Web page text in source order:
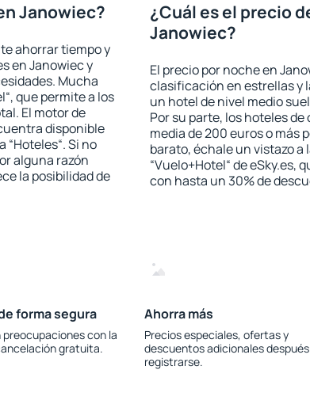
Janowiec?
ahorrar tiempo y
en Janowiec y
Mucha
que permite a los
El motor de
disponible
“Hoteles“. Si no
alguna razón
la posibilidad de
¿Cuál es el precio
Janowiec?
El precio por noche en
clasificación en estrellas y
un hotel de nivel medio
Por su parte, los hoteles
media de 200 euros o más
barato, échale un vistazo
“Vuelo+Hotel“ de eSky.es,
con hasta un 30% de
forma segura
preocupaciones con la
gratuita.
Ahorra más
Precios especiales, ofertas y
descuentos adicionales
registrarse.